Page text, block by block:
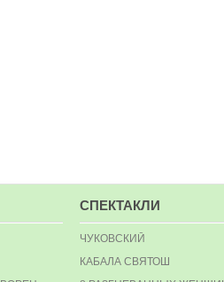
СПЕКТАКЛИ
ЧУКОВСКИЙ
КАБАЛА СВЯТОШ